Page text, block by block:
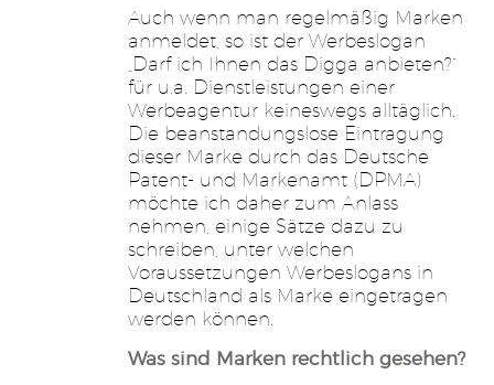
Auch wenn man regelmäßig Marken
anmeldet, so ist der Werbeslogan
„Darf ich Ihnen das Digga anbieten?“
für u.a. Dienstleistungen einer
Werbeagentur keineswegs alltäglich.
Die beanstandungslose Eintragung
dieser Marke durch das Deutsche
Patent- und Markenamt (DPMA)
möchte ich daher zum Anlass
nehmen, einige Sätze dazu zu
schreiben, unter welchen
Voraussetzungen Werbeslogans in
Deutschland als Marke eingetragen
werden können.
Was sind Marken rechtlich gesehen?